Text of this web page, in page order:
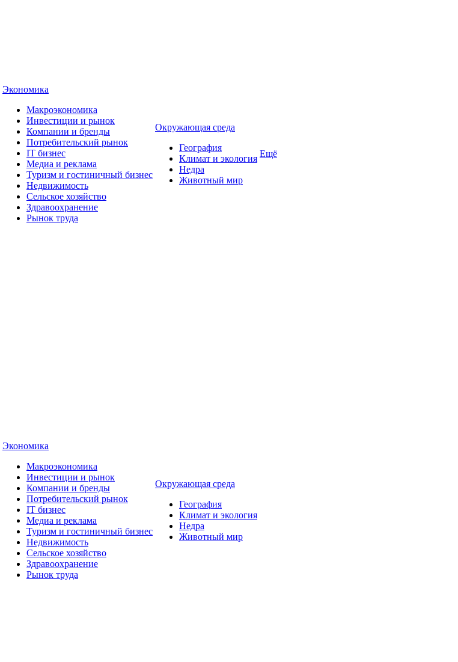
Экономика
Макроэкономика
Инвестиции и рынок
Компании и бренды
Потребительский рынок
IT бизнес
Медиа и реклама
Туризм и гостиничный бизнес
Недвижимость
Сельское хозяйство
Здравоохранение
Рынок труда
Окружающая среда
География
Климат и экология
Недра
Животный мир
Ещё
Экономика
Макроэкономика
Инвестиции и рынок
Компании и бренды
Потребительский рынок
IT бизнес
Медиа и реклама
Туризм и гостиничный бизнес
Недвижимость
Сельское хозяйство
Здравоохранение
Рынок труда
Окружающая среда
География
Климат и экология
Недра
Животный мир